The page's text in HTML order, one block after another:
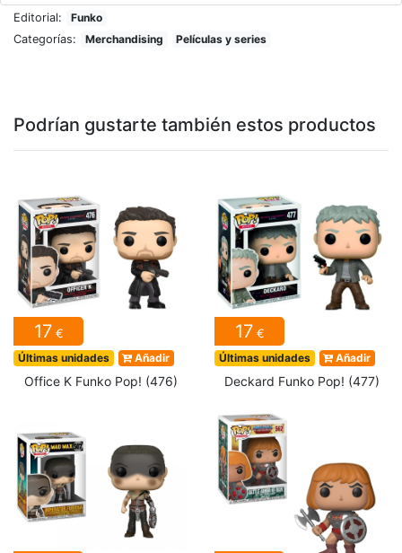
Editorial:
Funko
Categorías:
Merchandising Películas y series
Podrían gustarte también estos productos
17 €
Últimas unidades Añadir
Office K Funko Pop! (476)
17 €
Últimas unidades Añadir
Deckard Funko Pop! (477)